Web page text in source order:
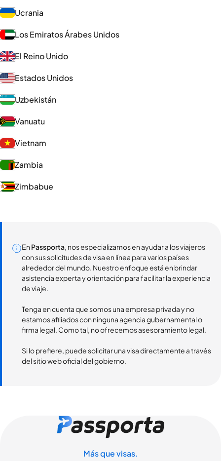
Ucrania
Los Emiratos Árabes Unidos
El Reino Unido
Estados Unidos
Uzbekistán
Vanuatu
Vietnam
Zambia
Zimbabue
En Passporta, nos especializamos en ayudar a los viajeros
con sus solicitudes de visa en línea para varios países
alrededor del mundo. Nuestro enfoque está en brindar
asistencia experta y orientación para facilitar la experiencia
de viaje.
Tenga en cuenta que somos una empresa privada y no
estamos afiliados con ninguna agencia gubernamental o
firma legal. Como tal, no ofrecemos asesoramiento legal.
Si lo prefiere, puede solicitar una visa directamente a través
del sitio web oficial del gobierno.
Más que visas.